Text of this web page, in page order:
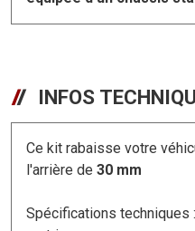
INFOS
Ce kit rabaisse votre
l'arrière de 30 mm
Spécifications techniques